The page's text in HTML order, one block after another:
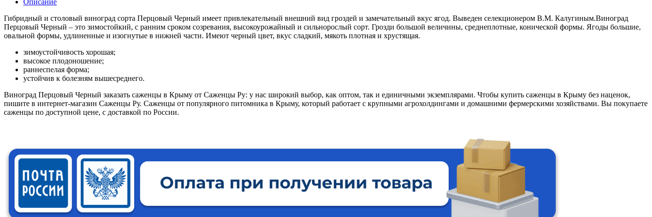
Гибридный и столовый виноград сорта Перцовый Черный имеет привлекательный внешний вид гроздей и замечательный вкус ягод. Выведен селекционером В.М. Калугиным.Виноград
Перцовый Черный – это зимостойкий, с ранним сроком созревания, высокоурожайный и сильнорослый сорт. Грозди большой величины, среднеплотные, конической формы. Ягоды большие,
овальной формы, удлиненные и изогнутые в нижней части. Имеют черный цвет, вкус сладкий, мякоть плотная и хрустящая.
зимоустойчивость хорошая;
высокое плодоношение;
раннеспелая форма;
устойчив к болезням вышесреднего.
Виноград Перцовый Черный заказать саженцы в Крыму от Саженцы Ру: у нас широкий выбор, как оптом, так и единичными экземплярами. Чтобы купить саженцы в Крыму без наценок,
пишите в интернет-магазин Саженцы Ру. Саженцы от популярного питомника в Крыму, который работает с крупными агрохолдингами и домашними фермерскими хозяйствами. Вы покупаете
саженцы по доступной цене, с доставкой по России.